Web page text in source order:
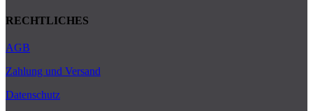
RECHTLICHES
AGB
Zahlung und Versand
Datenschutz